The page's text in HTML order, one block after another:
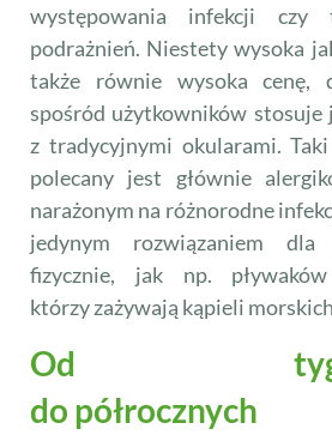
występowania infekcji czy
podrażnień. Niestety wysoka
także równie wysoka cenę,
spośród użytkowników stosuje
z tradycyjnymi okularami.
polecany jest głównie
narażonym na różnorodne
jedynym rozwiązaniem dla
fizycznie, jak np.
którzy zażywają kąpieli
Od
do półrocznych